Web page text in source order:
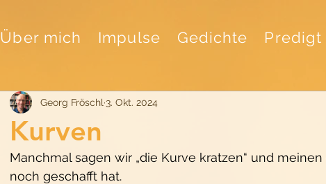
Über mich Impulse Gedichte Predigt
Kurven
Georg Fröschl 3. Okt. 2024
Manchmal sagen wir „die Kurve kratzen“ und
noch geschafft hat.